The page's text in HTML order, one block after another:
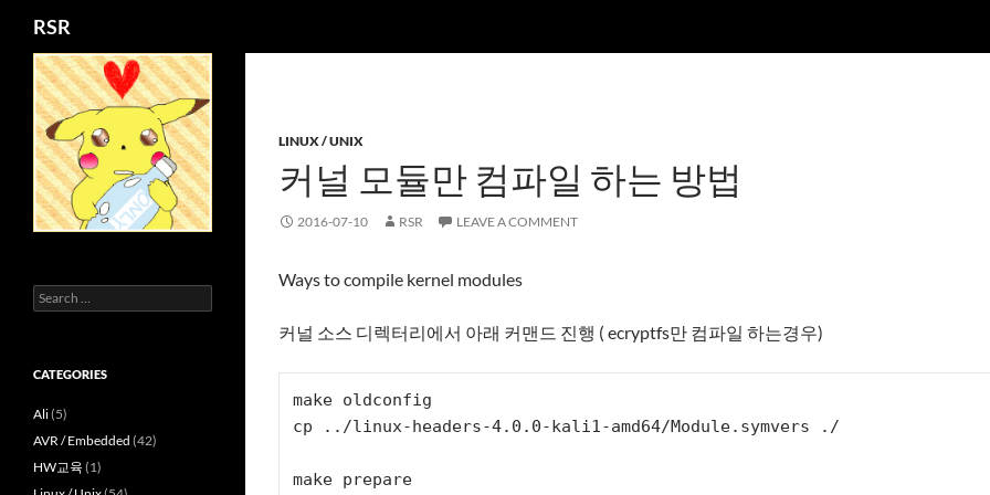
content
RSR
LINUX / UNIX
커널 모듈만 컴파일 하는 방법
2016-07-10 RSR LEAVE A COMMENT
Ways to compile kernel modules
커널 소스 디렉터리에서 아래 커맨드 진행 ( ecryptfs만 컴파일 하는경우)
make oldconfig
cp ../linux-headers-4.0.0-kali1-amd64/Module.symvers ./
make prepare
Search
for:
CATEGORIES
Ali(5)
AVR / Embedded (42)
HW교육 (1)